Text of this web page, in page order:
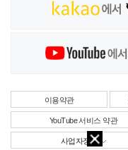
이용약관
YouTube 서비스 약관
사업자정보